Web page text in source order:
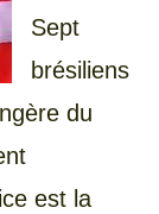
Sept
brésiliens
du
est la